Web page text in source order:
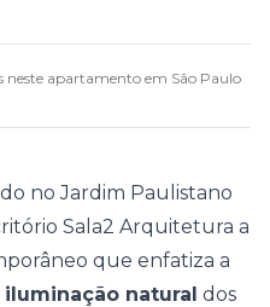
neste apartamento em São Paulo
no Jardim Paulistano
Sala2 Arquitetura a
que enfatiza a
natural dos